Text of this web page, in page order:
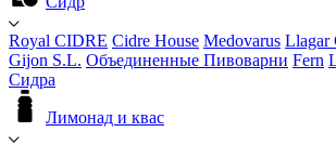
Royal CIDRE Cidre House Medovarus Llagar
Gijon S.L. Объединенные Пивоварни Fern
Сидра
Лимонад и квас